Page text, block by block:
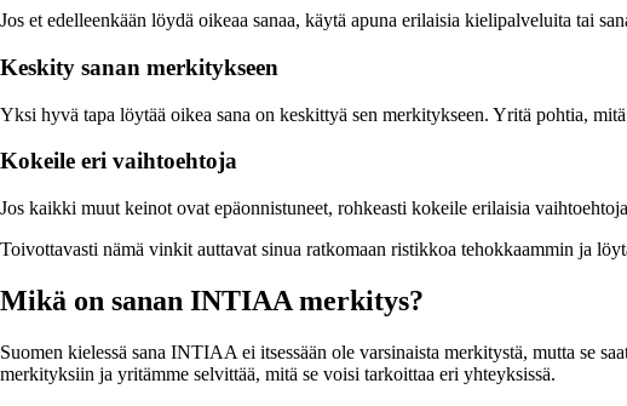
Jos et edelleenkään löydä oikeaa sanaa, käytä apuna erilaisia kielipalveluita tai
Keskity sanan merkitykseen
Yksi hyvä tapa löytää oikea sana on keskittyä sen merkitykseen. Yritä pohtia,
Kokeile eri vaihtoehtoja
Jos kaikki muut keinot ovat epäonnistuneet, rohkeasti kokeile erilaisia
Toivottavasti nämä vinkit auttavat sinua ratkomaan ristikkoa tehokkaammin ja
Mikä on sanan INTIAA merkitys?
Suomen kielessä sana INTIAA ei itsessään ole varsinaista merkitystä, mutta se
merkityksiin ja yritämme selvittää, mitä se voisi tarkoittaa eri yhteyksissä.